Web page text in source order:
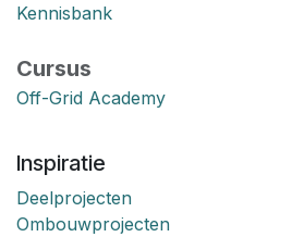
Kennisbank
Cursus
Off-Grid Academy
Inspiratie
Deelprojecten
Ombouwprojecten